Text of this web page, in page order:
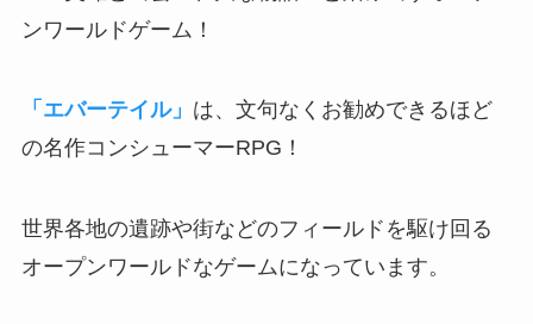
ンワールドゲーム！
「エバーテイル」 は、文句なくお勧めできるほど
の名作コンシューマーRPG！
世界各地の遺跡や街などのフィールドを駆け回る
オープンワールドなゲームになっています。